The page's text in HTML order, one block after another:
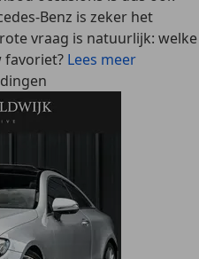
Benz is zeker het
vraag is natuurlijk: welke
favoriet? Lees meer